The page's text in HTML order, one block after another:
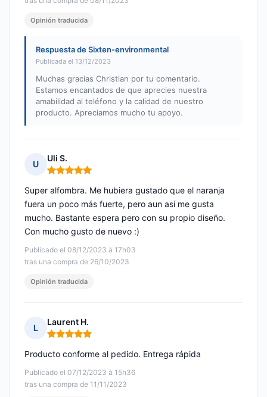
Opinión traducida
Respuesta de Sixten-environmental
Publicada el 13/12/2023
Muchas gracias Christian por tu comentario.
Estamos encantados de que aprecies nuestra
amabilidad al teléfono y la calidad de nuestro
producto. Apreciamos mucho tu apoyo.
U
Uli S.
Nota: 5 de 5
Publicado el 08/12/2023 à 17h03
tras una compra de 26/10/2023
Super alfombra. Me hubiera gustado que el naranja
fuera un poco más fuerte, pero aun así me gusta
mucho. Bastante espera pero con su propio diseño.
Con mucho gusto de nuevo :)
Opinión traducida
L
Laurent H.
Nota: 5 de 5
Publicado el 07/12/2023 à 15h36
tras una compra de 11/11/2023
Producto conforme al pedido. Entrega rápida